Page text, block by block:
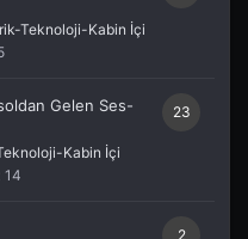
Teknoloji-Kabin İçi
23
Gelen Ses-
Kabin İçi
14
2